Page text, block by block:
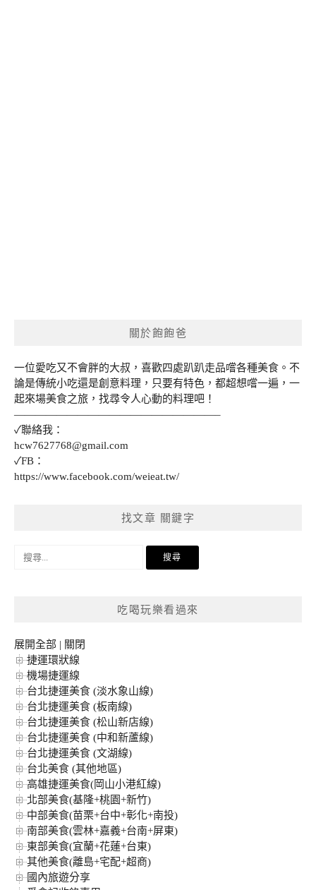
關於飽飽爸
一位愛吃又不會胖的大叔，喜歡四處趴趴走品嚐各種美食。不
論是傳統小吃還是創意料理，只要有特色，都超想嚐一遍，一
起來場美食之旅，找尋令人心動的料理吧！
———————————————————–
✓聯絡我：
hcw7627768@gmail.com
✓FB：
https://www.facebook.com/weieat.tw/
找文章 關鍵字
搜
吃喝玩樂看過來
展開全部 | 關閉
捷運環狀線
機場捷運線
台北捷運美食 (淡水象山線)
台北捷運美食 (板南線)
台北捷運美食 (松山新店線)
台北捷運美食 (中和新蘆線)
台北捷運美食 (文湖線)
台北美食 (其他地區)
高雄捷運美食(岡山小港紅線)
北部美食(基隆+桃園+新竹)
中部美食(苗栗+台中+彰化+南投)
南部美食(雲林+嘉義+台南+屏東)
東部美食(宜蘭+花蓮+台東)
其他美食(離島+宅配+超商)
國內旅遊分享